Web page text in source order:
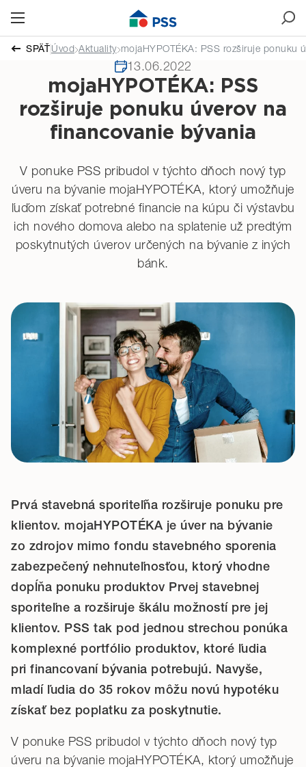
SPÄŤÚvod Aktuality mojaHYPOTÉKA: PSS rozširuje ponuku
13.06.2022
mojaHYPOTÉKA: PSS
rozširuje ponuku úverov na
financovanie bývania
V ponuke PSS pribudol v týchto dňoch nový typ
úveru na bývanie mojaHYPOTÉKA, ktorý umožňuje
ľuďom získať potrebné financie na kúpu či výstavbu
ich nového domova alebo na splatenie už predtým
poskytnutých úverov určených na bývanie z iných
bánk.
Prvá stavebná sporiteľňa rozširuje ponuku pre
klientov. mojaHYPOTÉKA je úver na bývanie
zo zdrojov mimo fondu stavebného sporenia
zabezpečený nehnuteľnosťou, ktorý vhodne
dopĺňa ponuku produktov Prvej stavebnej
sporiteľne a rozširuje škálu možností pre jej
klientov. PSS tak pod jednou strechou ponúka
komplexné portfólio produktov, ktoré ľudia
pri financovaní bývania potrebujú. Navyše,
mladí ľudia do 35 rokov môžu novú hypotéku
získať bez poplatku za poskytnutie.
V ponuke PSS pribudol v týchto dňoch nový typ
úveru na bývanie mojaHYPOTÉKA, ktorý umožňuje